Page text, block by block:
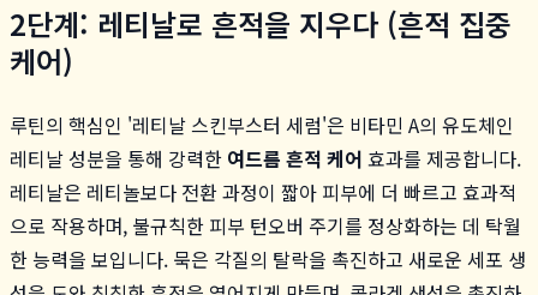
2단계: 레티날로 흔적을 지우다 (흔적 집중
케어)
루틴의 핵심인 '레티날 스킨부스터 세럼'은 비타민 A의 유도체인
레티날 성분을 통해 강력한 여드름 흔적 케어 효과를 제공합니다.
레티날은 레티놀보다 전환 과정이 짧아 피부에 더 빠르고 효과적
으로 작용하며, 불규칙한 피부 턴오버 주기를 정상화하는 데 탁월
한 능력을 보입니다. 묵은 각질의 탈락을 촉진하고 새로운 세포 생